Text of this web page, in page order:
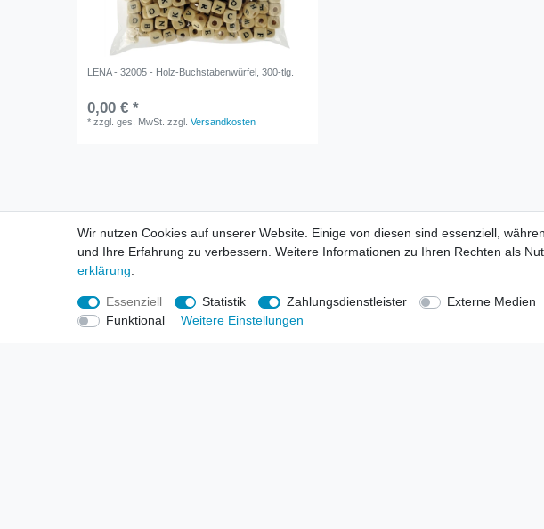
LENA - 32005 - Holz-Buchstabenwürfel, 300-tlg.
0,00 € *
*zzgl. ges. MwSt. zzgl.Versandkosten
Informationen
Neukunden / New Accounts
Zahlung
Versandkosten
Entsorgungs- & Umweltbestimmungen
Größentabellen
Informationen
Händlerbund - rechtssicher
Produkt-Kataloge
Über uns
Wir nutzen Cookies auf unserer Website. Einige von diesen sind essenziell,
und Ihre Erfahrung zu verbessern. Weitere Informationen zu Ihren Rechten als
erklärung
Essenziell Statistik Zahlungsdienstleister Externe Medien
Funktional
Weitere Einstellungen